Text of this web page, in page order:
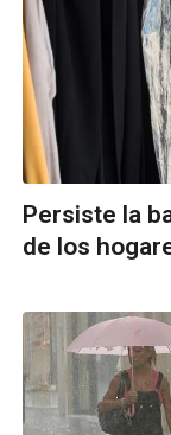
Persiste la
de los